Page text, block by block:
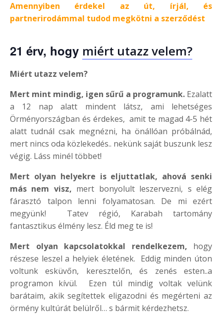
Amennyiben érdekel az út, írjál, és
partnerirodámmal tudod megkötni a szerződést
21 érv, hogy miért utazz velem?
Miért utazz velem?
Mert mint mindig, igen sűrű a programunk. Ezalatt
a 12 nap alatt mindent látsz, ami lehetséges
Örményországban és érdekes, amit te magad 4-5 hét
alatt tudnál csak megnézni, ha önállóan próbálnád,
mert nincs oda közlekedés.. nekünk saját buszunk lesz
végig. Láss minél többet!
Mert olyan helyekre is eljuttatlak, ahová senki
más nem visz, mert bonyolult leszervezni, s elég
fárasztó talpon lenni folyamatosan. De mi ezért
megyünk! Tatev régió, Karabah tartomány
fantasztikus élmény lesz. Éld meg te is!
Mert olyan kapcsolatokkal rendelkezem, hogy
részese leszel a helyiek életének. Eddig minden úton
voltunk esküvőn, keresztelőn, és zenés esten..a
programon kívül. Ezen túl mindig voltak velünk
barátaim, akik segítettek eligazodni és megérteni az
örmény kultúrát belülről… s bármit kérdezhetsz.